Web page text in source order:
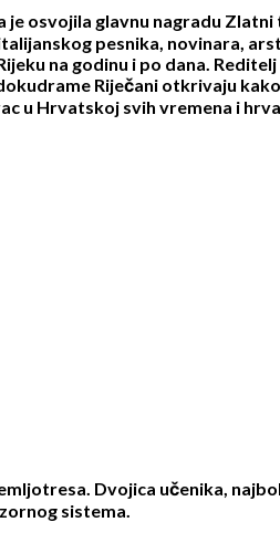
osvojila glavnu nagradu
pesnika, novinara,
na godinu i po dana.
Riječani otkrivaju
u Hrvatskoj svih vremena i
Dvojica učenika,
sistema.